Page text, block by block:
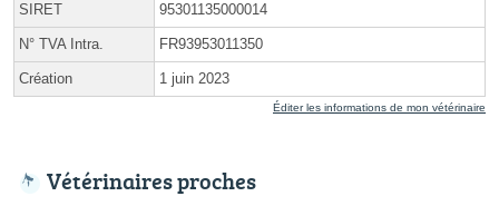
SIRET 95301135000014
N° TVA Intra. FR93953011350
Création 1 juin 2023
Éditer les informations de mon vétérinaire
Vétérinaires proches